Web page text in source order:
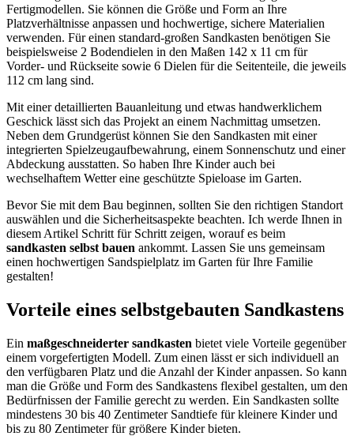
Fertigmodellen. Sie können die Größe und Form an Ihre
Platzverhältnisse anpassen und hochwertige, sichere Materialien
verwenden. Für einen standard-großen Sandkasten benötigen Sie
beispielsweise 2 Bodendielen in den Maßen 142 x 11 cm für
Vorder- und Rückseite sowie 6 Dielen für die Seitenteile, die jeweils
112 cm lang sind.
Mit einer detaillierten Bauanleitung und etwas handwerklichem
Geschick lässt sich das Projekt an einem Nachmittag umsetzen.
Neben dem Grundgerüst können Sie den Sandkasten mit einer
integrierten Spielzeugaufbewahrung, einem Sonnenschutz und einer
Abdeckung ausstatten. So haben Ihre Kinder auch bei
wechselhaftem Wetter eine geschützte Spieloase im Garten.
Bevor Sie mit dem Bau beginnen, sollten Sie den richtigen Standort
auswählen und die Sicherheitsaspekte beachten. Ich werde Ihnen in
diesem Artikel Schritt für Schritt zeigen, worauf es beim
sandkasten selbst bauen ankommt. Lassen Sie uns gemeinsam
einen hochwertigen Sandspielplatz im Garten für Ihre Familie
gestalten!
Vorteile eines selbstgebauten Sandkastens
Ein maßgeschneiderter sandkasten bietet viele Vorteile gegenüber
einem vorgefertigten Modell. Zum einen lässt er sich individuell an
den verfügbaren Platz und die Anzahl der Kinder anpassen. So kann
man die Größe und Form des Sandkastens flexibel gestalten, um den
Bedürfnissen der Familie gerecht zu werden. Ein Sandkasten sollte
mindestens 30 bis 40 Zentimeter Sandtiefe für kleinere Kinder und
bis zu 80 Zentimeter für größere Kinder bieten.